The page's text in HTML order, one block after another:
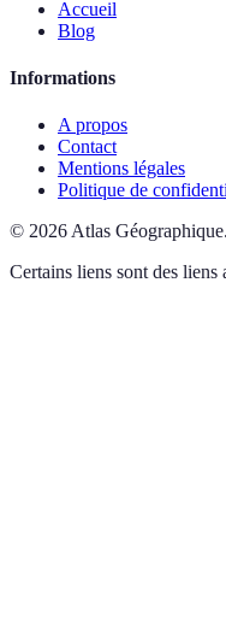
Accueil
Blog
Informations
A propos
Contact
Mentions légales
Politique de
© 2026 Atlas Géographique.
Certains liens sont des liens